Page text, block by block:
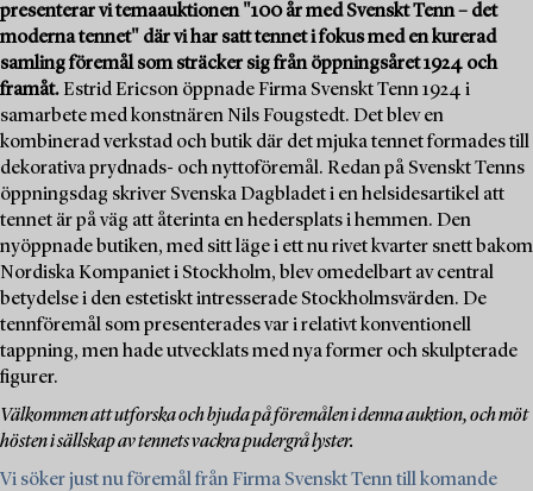
presenterar vi temaauktionen "100 år med Svenskt Tenn – det
moderna tennet" där vi har satt tennet i fokus med en kurerad
samling föremål som sträcker sig från öppningsåret 1924 och
framåt. Estrid Ericson öppnade Firma Svenskt Tenn 1924 i
samarbete med konstnären Nils Fougstedt. Det blev en
kombinerad verkstad och butik där det mjuka tennet formades till
dekorativa prydnads- och nyttoföremål. Redan på Svenskt Tenns
öppningsdag skriver Svenska Dagbladet i en helsidesartikel att
tennet är på väg att återinta en hedersplats i hemmen. Den
nyöppnade butiken, med sitt läge i ett nu rivet kvarter snett bakom
Nordiska Kompaniet i Stockholm, blev omedelbart av central
betydelse i den estetiskt intresserade Stockholmsvärden. De
tennföremål som presenterades var i relativt konventionell
tappning, men hade utvecklats med nya former och skulpterade
figurer.
Välkommen att utforska och bjuda på föremålen i denna auktion, och möt
hösten i sällskap av tennets vackra pudergrå lyster.
Vi söker just nu föremål från Firma Svenskt Tenn till komande